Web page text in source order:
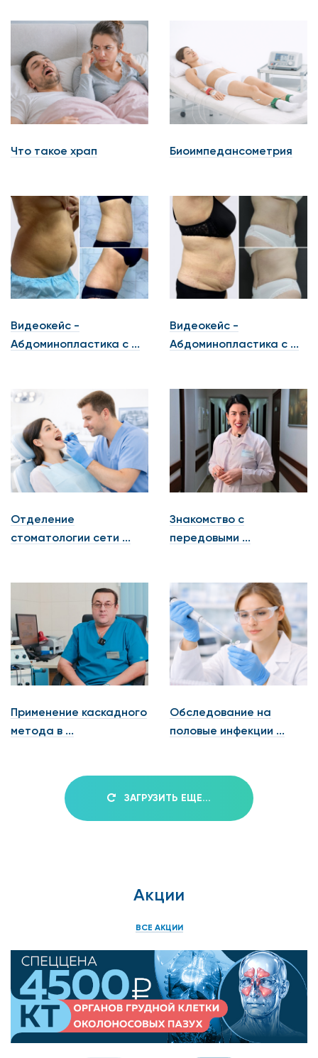
Что такое храп Биоимпедансометрия
Видеокейс -
Абдоминопластика с ...
Видеокейс -
Абдоминопластика с ...
Отделение
стоматологии сети ...
Знакомство с
передовыми ...
Применение каскадного
метода в ...
Обследование на
половые инфекции ...
ЗАГРУЗИТЬ ЕЩЕ...
Акции
ВСЕ АКЦИИ